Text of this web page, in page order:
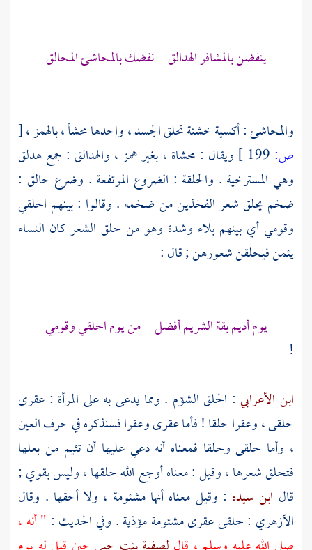
ينفضن بالمشافر الهدالق نفضك بالمحاشئ المحالق
والمحاشئ : أكسية خشنة تحلق الجسد ، واحدها محشأ ، بالهمز ،[
ص:
ويقال : محشاة ، بغير همز ، والهدالق : جمع هدلق
وهي المسترخية . والحلقة : الضروع المرتفعة . وضرع حالق :
ضخم يحلق شعر الفخذين من ضخمه . وقالوا : بينهم احلقي
وقومي أي بينهم بلاء وشدة وهو من حلق الشعر كان النساء
يئمن فيحلقن شعورهن ; قال :
يوم أديم بقة الشريم أفضل من يوم احلقي وقومي
!
ابن الأعرابي : الحلق الشؤم . ومما يدعى به على المرأة : عقرى
حلقى ، وعقرا حلقا ! فأما عقرى وعقرا فسنذكره في حرف العين
، وأما حلقى وحلقا فمعناه أنه دعي عليها أن تئيم من بعلها
فتحلق شعرها ، وقيل : معناه أوجع الله حلقها ، وليس بقوي ;
قال ابن سيده : وقيل معناه أنها مشئومة ، ولا أحقها . وقال
الأزهري : حلقى عقرى مشئومة مؤذية . وفي الحديث : " أنه ،